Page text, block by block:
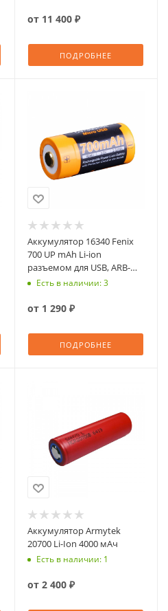
от 11 400 ₽
ПОДРОБНЕЕ
Аккумулятор 16340 Fenix
700 UP mAh Li-ion
разъемом для USB, ARB-
L16-700UP
Есть в наличии: 3
от 1 290 ₽
ПОДРОБНЕЕ
Аккумулятор Armytek
20700 Li-Ion 4000 мАч
Есть в наличии: 1
от 2 400 ₽